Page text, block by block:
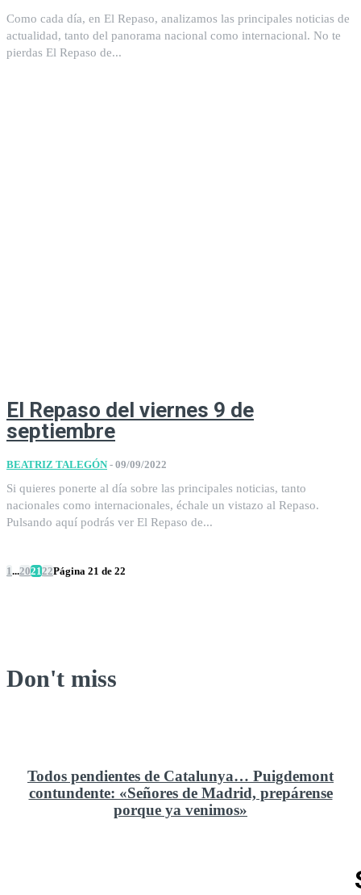
Como cada día, en El Repaso, analizamos las principales noticias de
actualidad, tanto del panorama nacional como internacional. No te
pierdas El Repaso de...
El Repaso del viernes 9 de
septiembre
BEATRIZ TALEGÓN - 09/09/2022
Si quieres ponerte al día sobre las principales noticias, tanto
nacionales como internacionales, échale un vistazo al Repaso.
Pulsando aquí podrás ver El Repaso de...
1...202122Página 21 de 22
Don't miss
Todos pendientes de Catalunya… Puigdemont
contundente: «Señores de Madrid, prepárense
porque ya venimos»